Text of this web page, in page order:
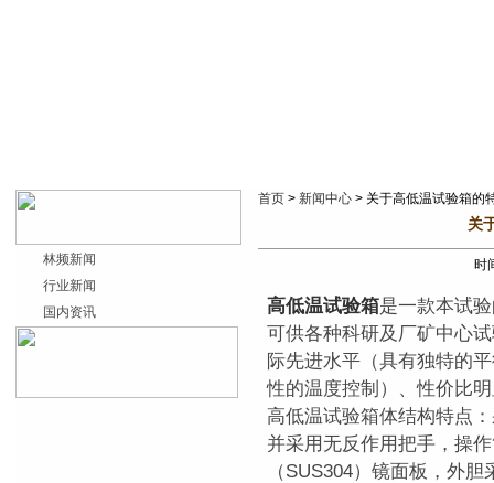
林频新闻
行业新闻
国内资讯
首页 > 新闻中心 > 关于高低温试验箱的
关
时
高低温试验箱是一款本试
可供各种科研及厂矿中心
际先进水平（具有独特的
性的温度控制）、性价比
高低温试验箱体结构特点
并采用无反作用把手，操
（SUS304）镜面板，外